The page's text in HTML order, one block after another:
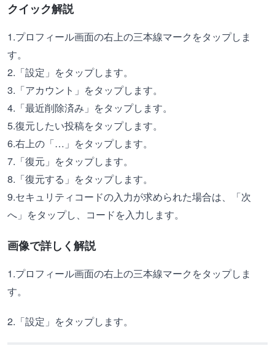
クイック解説
1.プロフィール画面の右上の三本線マークをタップしま
す。
2.「設定」をタップします。
3.「アカウント」をタップします。
4.「最近削除済み」をタップします。
5.復元したい投稿をタップします。
6.右上の「…」をタップします。
7.「復元」をタップします。
8.「復元する」をタップします。
9.セキュリティコードの入力が求められた場合は、「次
へ」をタップし、コードを入力します。
画像で詳しく解説
1.プロフィール画面の右上の三本線マークをタップしま
す。
2.「設定」をタップします。